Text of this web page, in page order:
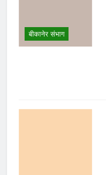
बीकानेर संभाग